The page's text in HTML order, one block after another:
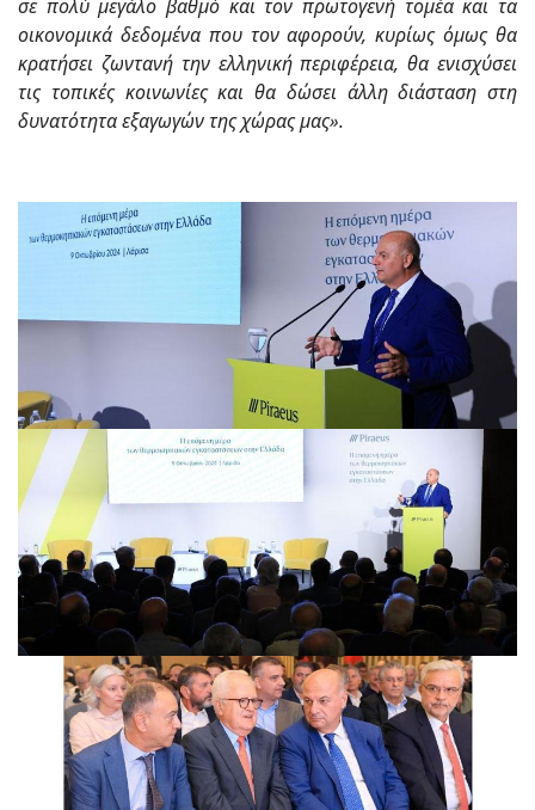
σε πολύ μεγάλο βαθμό και τον πρωτογενή τομέα και τα
οικονομικά δεδομένα που τον αφορούν, κυρίως όμως θα
κρατήσει ζωντανή την ελληνική περιφέρεια, θα ενισχύσει
τις τοπικές κοινωνίες και θα δώσει άλλη διάσταση στη
δυνατότητα εξαγωγών της χώρας μας».